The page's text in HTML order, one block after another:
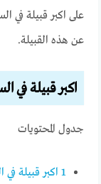
على اكبر قبيلة في
عن هذه القبيلة.
اكبر قبيلة في
جدول المحتويات
1 اكبر قبيلة في